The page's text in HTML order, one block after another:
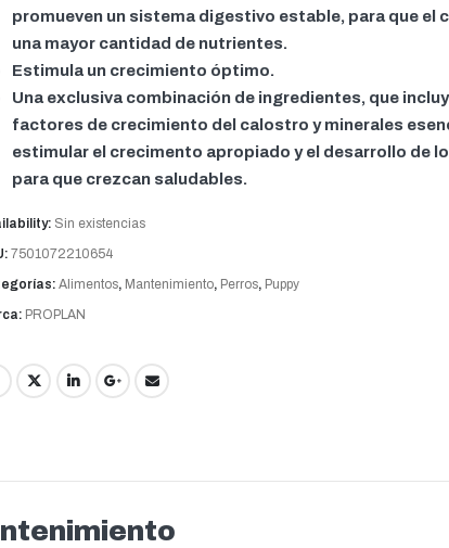
promueven un sistema digestivo estable, para que el
una mayor cantidad de nutrientes.
Estimula un crecimiento óptimo.
Una exclusiva combinación de ingredientes, que
factores de crecimiento del calostro y minerales
estimular el crecimento apropiado y el desarrollo de
para que crezcan saludables.
Sin existencias
7501072210654
Alimentos, Mantenimiento, Perros, Puppy
PROPLAN